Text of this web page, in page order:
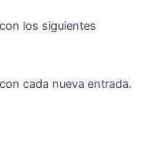
los siguientes
cada nueva entrada.